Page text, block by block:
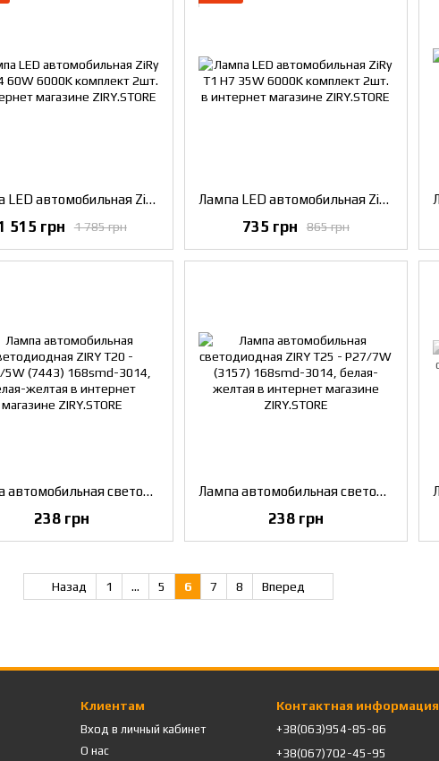
Лампа LED автомобильная ZiRy T80 H4 60W 6000K комплект 2шт.
1 785 грн
515 грн
Лампа LED автомобильная ZiRy T1 H7 35W 6000K комплект 2шт.
865 грн
735 грн
Лампа автомобильная светодиодная ZIRY T20 - W21/5W (7443) 168smd-3014, белая-желтая
238 грн
Лампа автомобильная светодиодная ZIRY T25 - P27/7W (3157) 168smd-3014, белая-желтая
238 грн
Назад 1 ... 5 6 7 8 Вперед
Клиентам
Вход в личный кабинет
О нас
Контактная информация
+38(063)954-85-86
+38(067)702-45-95